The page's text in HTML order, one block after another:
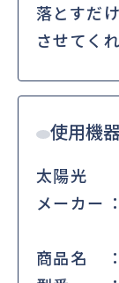
落とすだ
させてく
使用機
太陽光
メーカー
商品名